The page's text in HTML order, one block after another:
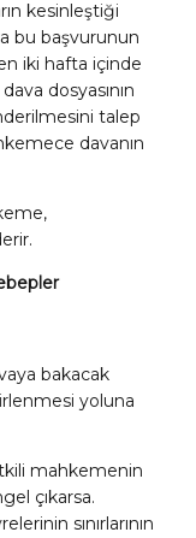
kesinleştiği
bu başvurunun
iki hafta içinde
dosyasının
talep
davanın
bakacak
yoluna
mahkemenin
çıkarsa.
sınırlarının